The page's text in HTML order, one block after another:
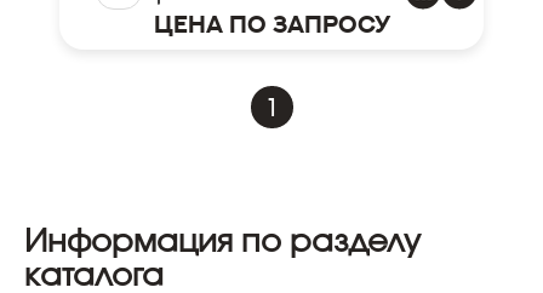
Цена по запросу
1
Информация по разделу
каталога